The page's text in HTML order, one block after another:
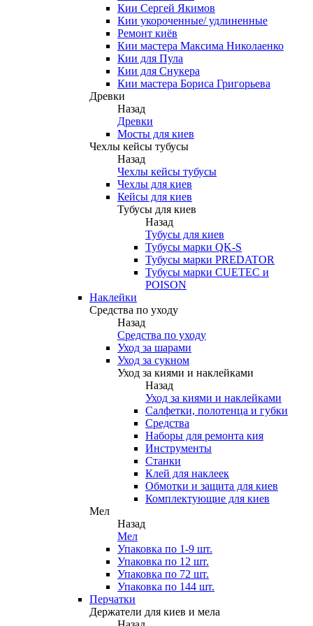
Кии Сергей Якимов
Кии укороченные/ удлиненные
Ремонт киёв
Кии мастера Максима Николаенко
Кии для Пула
Кии для Снукера
Кии мастера Бориса Григорьева
Древки
Назад
Древки
Мосты для киев
Чехлы кейсы тубусы
Назад
Чехлы кейсы тубусы
Чехлы для киев
Кейсы для киев
Тубусы для киев
Назад
Тубусы для киев
Тубусы марки QK-S
Тубусы марки PREDATOR
Тубусы марки CUETEC и
POISON
Наклейки
Средства по уходу
Назад
Средства по уходу
Уход за шарами
Уход за сукном
Уход за киями и наклейками
Назад
Уход за киями и наклейками
Салфетки, полотенца и губки
Средства
Наборы для ремонта кия
Инструменты
Станки
Клей для наклеек
Обмотки и защита для киев
Комплектующие для киев
Мел
Назад
Мел
Упаковка по 1-9 шт.
Упаковка по 12 шт.
Упаковка по 72 шт.
Упаковка по 144 шт.
Перчатки
Держатели для киев и мела